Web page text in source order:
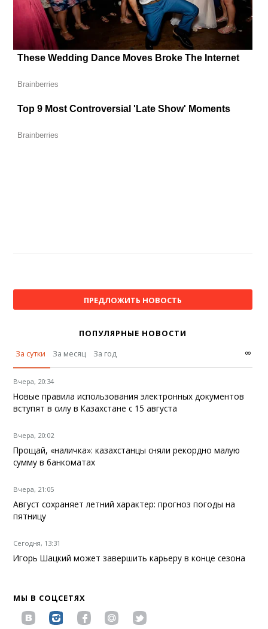
ПРЕДЛОЖИТЬ НОВОСТЬ
ПОПУЛЯРНЫЕ НОВОСТИ
За сутки
За месяц За год ∞
Вчера, 20:34
Новые правила использования электронных документов
вступят в силу в Казахстане с 15 августа
Вчера, 20:02
Прощай, «наличка»: казахстанцы сняли рекордно малую
сумму в банкоматах
Вчера, 21:05
Август сохраняет летний характер: прогноз погоды на
пятницу
Сегодня, 13:31
Игорь Шацкий может завершить карьеру в конце сезона
МЫ В СОЦСЕТЯХ